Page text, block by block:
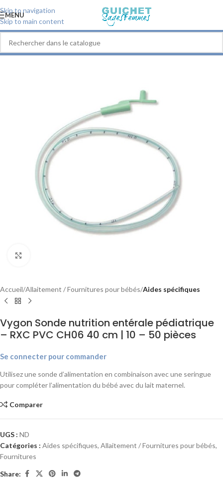
Skip to navigation
Skip to main content
MENU
Accueil Allaitement / Fournitures pour bébés Aides spécifiques
Vygon Sonde nutrition entérale pédiatrique
– RXC PVC CH06 40 cm | 10 – 50 pièces
Se connecter pour commander
Utilisez une sonde d’alimentation en combinaison avec une seringue
pour compléter l’alimentation du bébé avec du lait maternel.
Comparer
UGS : ND
Catégories : Aides spécifiques, Allaitement / Fournitures pour bébés,
Fournitures
Share: